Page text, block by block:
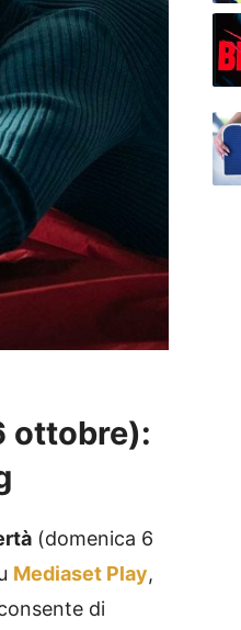
ottobre):
(domenica 6
Mediaset Play,
di